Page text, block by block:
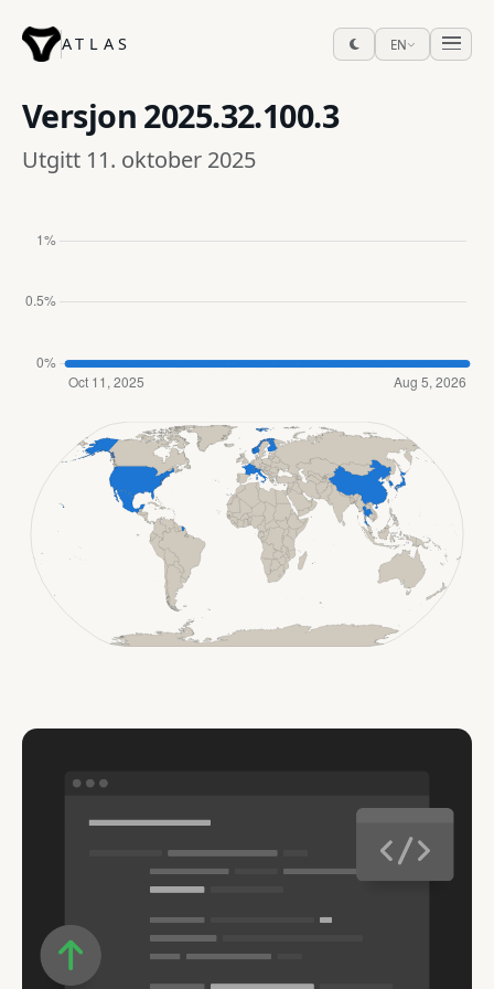
ATLAS EN
Versjon 2025.32.100.3
Utgitt 11. oktober 2025